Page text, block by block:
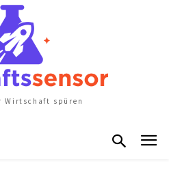
Wirtschaft spüren